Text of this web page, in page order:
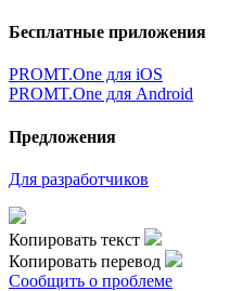
Бесплатные приложения
PROMT.One для iOS
PROMT.One для Android
Предложения
Для разработчиков
Копировать текст
Копировать перевод
Сообщить о проблеме